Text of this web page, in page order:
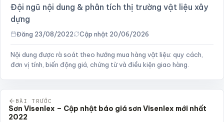
Đội ngũ nội dung & phân tích thị trường vật liệu xây
dựng
Đăng 23/08/2022 Cập nhật 20/06/2026
Nội dung được rà soát theo hướng mua hàng vật liệu: quy cách,
đơn vị tính, biến động giá, chứng từ và điều kiện giao hàng.
BÀI TRƯỚC
Sơn Visenlex – Cập nhật báo giá sơn Visenlex mới nhất
2022